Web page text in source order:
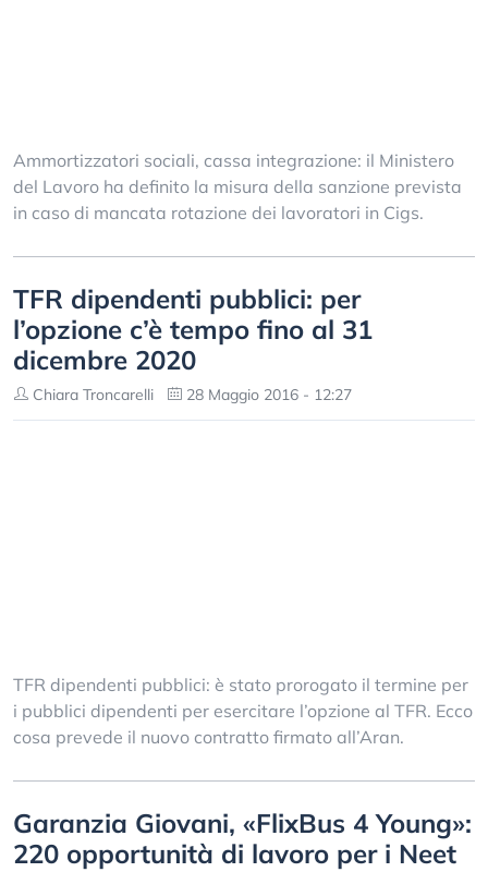
Ammortizzatori sociali, cassa integrazione: il Ministero
del Lavoro ha definito la misura della sanzione prevista
in caso di mancata rotazione dei lavoratori in Cigs.
TFR dipendenti pubblici: per
l’opzione c’è tempo fino al 31
dicembre 2020
Chiara Troncarelli 28 Maggio 2016 - 12:27
TFR dipendenti pubblici: è stato prorogato il termine per
i pubblici dipendenti per esercitare l’opzione al TFR. Ecco
cosa prevede il nuovo contratto firmato all’Aran.
Garanzia Giovani, «FlixBus 4 Young»:
220 opportunità di lavoro per i Neet